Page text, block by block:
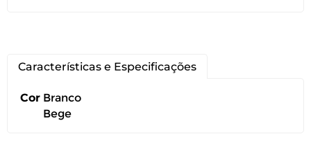
Características e Especificações
Cor Branco
Bege